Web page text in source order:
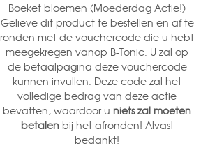
Boeket bloemen (Moederdag Actie!)
Gelieve dit product te bestellen en af te
ronden met de vouchercode die u hebt
meegekregen vanop B-Tonic. U zal op
de betaalpagina deze vouchercode
kunnen invullen. Deze code zal het
volledige bedrag van deze actie
bevatten, waardoor u niets zal moeten
betalenbij het afronden! Alvast
bedankt!